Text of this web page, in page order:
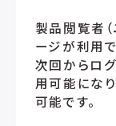
製品閲覧者
ージが利用で
次回からロ
用可能にな
可能です。